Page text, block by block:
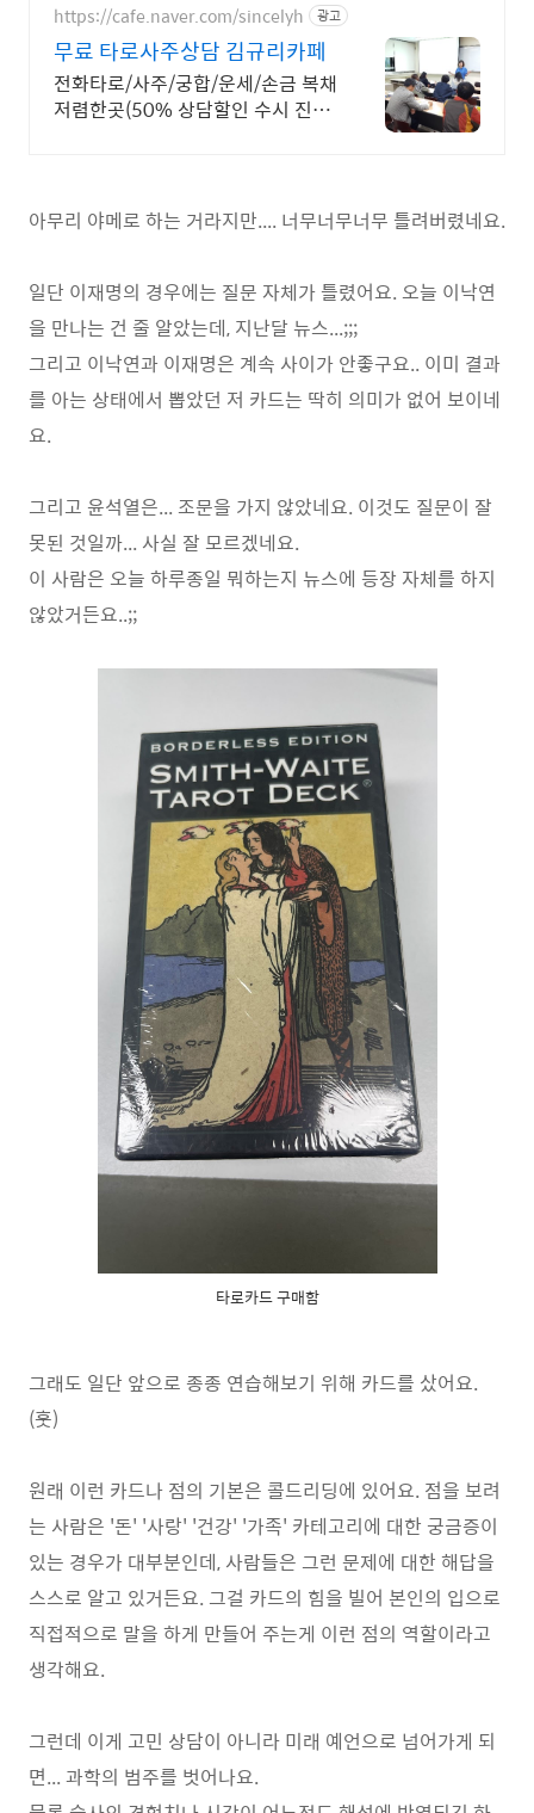
https://cafe.naver.com/sincelyh 광고
무료 타로사주상담 김규리카페
전화타로/사주/궁합/운세/손금 복채
저렴한곳(50% 상담할인 수시 진행)
아무리 야메로 하는 거라지만.... 너무너무너무 틀려버렸네요.
일단 이재명의 경우에는 질문 자체가 틀렸어요. 오늘 이낙연
을 만나는 건 줄 알았는데, 지난달 뉴스...;;;
그리고 이낙연과 이재명은 계속 사이가 안좋구요.. 이미 결과
를 아는 상태에서 뽑았던 저 카드는 딱히 의미가 없어 보이네
요.
그리고 윤석열은... 조문을 가지 않았네요. 이것도 질문이 잘
못된 것일까... 사실 잘 모르겠네요.
이 사람은 오늘 하루종일 뭐하는지 뉴스에 등장 자체를 하지
않았거든요..;;
타로카드 구매함
그래도 일단 앞으로 종종 연습해보기 위해 카드를 샀어요.
(훗)
원래 이런 카드나 점의 기본은 콜드리딩에 있어요. 점을 보려
는 사람은 '돈' '사랑' '건강' '가족' 카테고리에 대한 궁금증이
있는 경우가 대부분인데, 사람들은 그런 문제에 대한 해답을
스스로 알고 있거든요. 그걸 카드의 힘을 빌어 본인의 입으로
직접적으로 말을 하게 만들어 주는게 이런 점의 역할이라고
생각해요.
그런데 이게 고민 상담이 아니라 미래 예언으로 넘어가게 되
면... 과학의 범주를 벗어나요.